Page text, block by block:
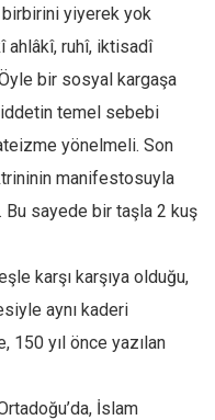
yiyerek yok
ahlâkî, ruhî, iktisadî
bir sosyal kargaşa
temel sebebi
yönelmeli. Son
manifestosuyla
sayede bir taşla 2 kuş
karşı karşıya olduğu,
aynı kaderi
150 yıl önce yazılan
İslam